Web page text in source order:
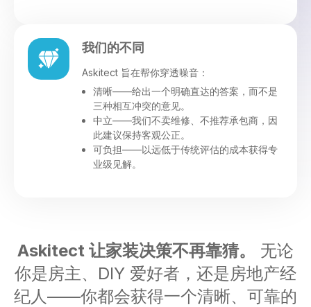
我们的不同
Askitect 旨在帮你穿透噪音：
清晰——给出一个明确直达的答案，而不是
三种相互冲突的意见。
中立——我们不卖维修、不推荐承包商，因
此建议保持客观公正。
可负担——以远低于传统评估的成本获得专
业级见解。
Askitect 让家装决策不再靠猜。
无论
你是房主、DIY 爱好者，还是房地产经
纪人——你都会获得一个清晰、可靠的